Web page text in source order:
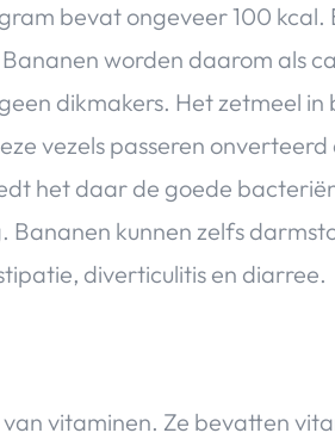
bevat ongeveer 100 kcal.
worden daarom als
dikmakers. Het zetmeel in
vezels passeren
het daar de goede
Bananen kunnen zelfs
diverticulitis en diarree.
vitaminen. Ze bevatten